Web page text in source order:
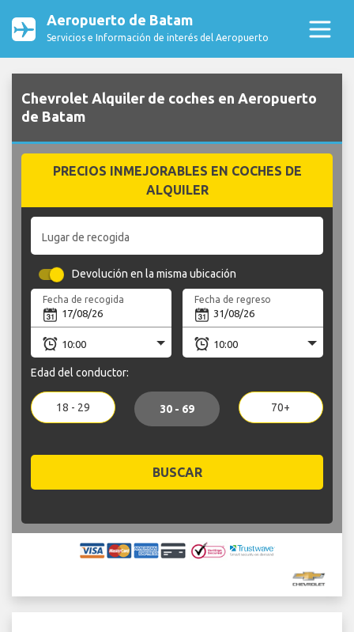
Aeropuerto de Batam
Servicios e Información de interés del Aeropuerto
Chevrolet Alquiler de coches en Aeropuerto
de Batam
PRECIOS INMEJORABLES EN COCHES DE
ALQUILER
Lugar de recogida
Devolución en la misma ubicación
Fecha de recogida Fecha de regreso
Edad del conductor:
18 - 29 30 - 69 70+
BUSCAR